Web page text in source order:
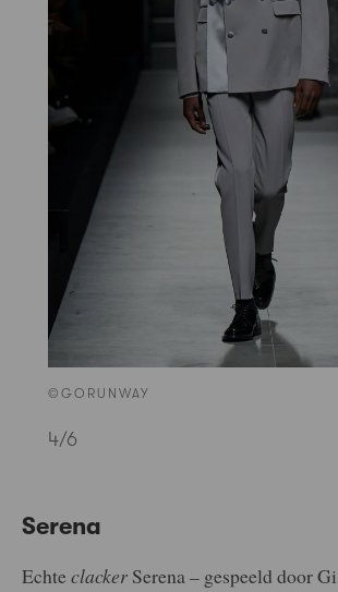
©GORUNWAY
4/6
Serena
Echte clacker Serena – gespeeld door